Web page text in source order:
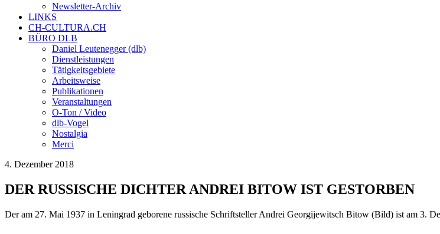
Newsletter-Archiv
LINKS
CH-CULTURA.CH
BÜRO DLB
Daniel Leutenegger (dlb)
Dienstleistungen
Tätigkeitsgebiete
Arbeitsweise
Publikationen
Veranstaltungen
O-Ton / Video
dlb-Vogel
Nostalgia
Merci
4. Dezember 2018
DER RUSSISCHE DICHTER ANDREI BITOW IST GESTORBEN
Der am 27. Mai 1937 in Leningrad geborene russische Schriftsteller Andrei Georgijewitsch Bitow (Bild) ist am 3.